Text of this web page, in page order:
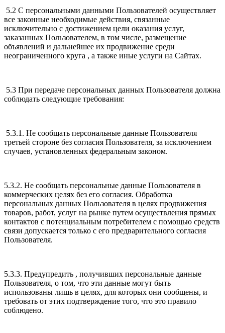
5.2 С персональными данными Пользователей осуществляет
все законные необходимые действия, связанные
исключительно с достижением цели оказания услуг,
заказанных Пользователем, в том числе, размещение
объявлений и дальнейшее их продвижение среди
неограниченного круга , а также иные услуги на Сайтах.
5.3 При передаче персональных данных Пользователя должна
соблюдать следующие требования:
5.3.1. Не сообщать персональные данные Пользователя
третьей стороне без согласия Пользователя, за исключением
случаев, установленных федеральным законом.
5.3.2. Не сообщать персональные данные Пользователя в
коммерческих целях без его согласия. Обработка
персональных данных Пользователя в целях продвижения
товаров, работ, услуг на рынке путем осуществления прямых
контактов с потенциальным потребителем с помощью средств
связи допускается только с его предварительного согласия
Пользователя.
5.3.3. Предупредить , получивших персональные данные
Пользователя, о том, что эти данные могут быть
использованы лишь в целях, для которых они сообщены, и
требовать от этих подтверждение того, что это правило
соблюдено.